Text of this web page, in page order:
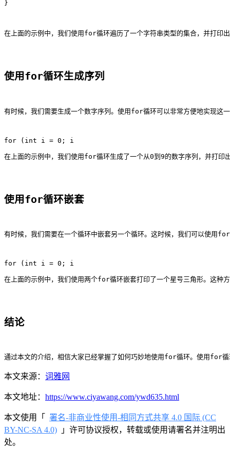
在上面的示例中，我们使用for循环遍历了一个字符串类型的集合，并打印
使用for循环生成序列
有时候，我们需要生成一个数字序列。使用for循环可以非常方便地实现这
在上面的示例中，我们使用for循环生成了一个从0到9的数字序列，并打印
使用for循环嵌套
有时候，我们需要在一个循环中嵌套另一个循环。这时候，我们可以使用
在上面的示例中，我们使用两个for循环嵌套打印了一个星号三角形。这种
结论
通过本文的介绍，相信大家已经掌握了如何巧妙地使用for循环。使用for
本文来源： 词雅网
本文地址： https://www.ciyawang.com/ywd635.html
本文使用「 署名-非商业性使用-相同方式共享 4.0 国际 (CC
BY-NC-SA 4.0) 」许可协议授权，转载或使用请署名并注明出
处。